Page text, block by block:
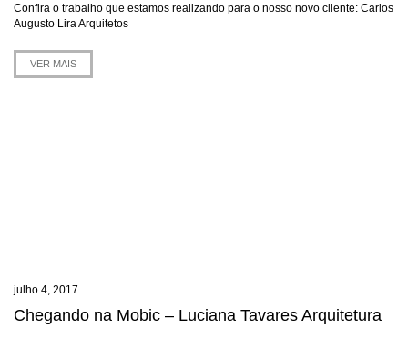
Confira o trabalho que estamos realizando para o nosso novo cliente: Carlos
Augusto Lira Arquitetos
VER MAIS
julho 4, 2017
Chegando na Mobic – Luciana Tavares Arquitetura